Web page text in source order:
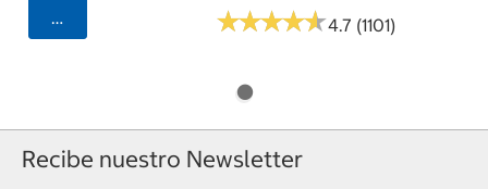
Seleccionar Código Postal
★★★★★
★★★★★4.7 (1101)
Recibe nuestro Newsletter